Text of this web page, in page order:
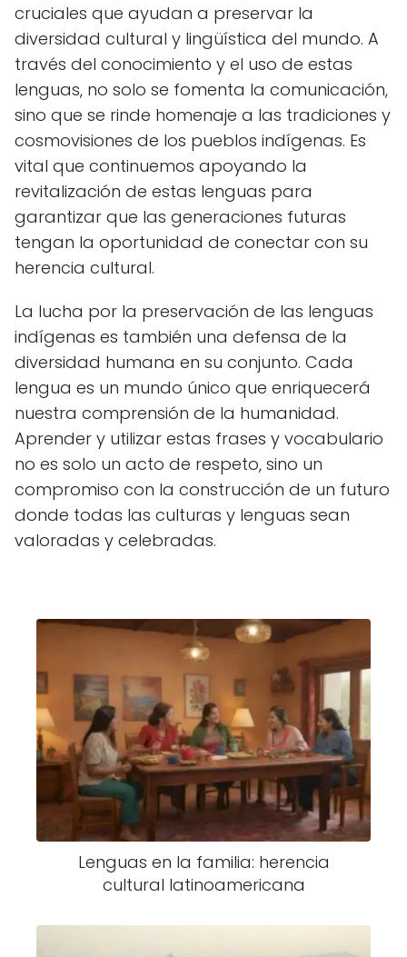
cruciales que ayudan a preservar la
diversidad cultural y lingüística del mundo. A
través del conocimiento y el uso de estas
lenguas, no solo se fomenta la comunicación,
sino que se rinde homenaje a las tradiciones y
cosmovisiones de los pueblos indígenas. Es
vital que continuemos apoyando la
revitalización de estas lenguas para
garantizar que las generaciones futuras
tengan la oportunidad de conectar con su
herencia cultural.
La lucha por la preservación de las lenguas
indígenas es también una defensa de la
diversidad humana en su conjunto. Cada
lengua es un mundo único que enriquecerá
nuestra comprensión de la humanidad.
Aprender y utilizar estas frases y vocabulario
no es solo un acto de respeto, sino un
compromiso con la construcción de un futuro
donde todas las culturas y lenguas sean
valoradas y celebradas.
Lenguas en la familia: herencia
cultural latinoamericana